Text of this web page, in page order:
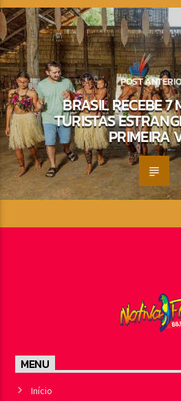
POST
BRASIL RECEBE 7
TURISTAS
PRIMEIRA
MENU
Início